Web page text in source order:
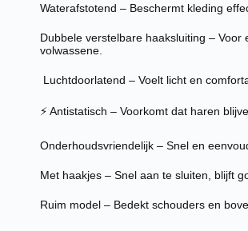
Waterafstotend – Beschermt kleding
Dubbele verstelbare haaksluiting –
volwassene.
Luchtdoorlatend – Voelt licht en
⚡ Antistatisch – Voorkomt dat haren
Onderhoudsvriendelijk – Snel en
Met haakjes – Snel aan te sluiten, blijft
Ruim model – Bedekt schouders en